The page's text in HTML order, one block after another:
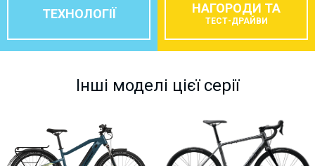
ТЕХНОЛОГІЇ НАГОРОДИ ТА
ТЕСТ-ДРАЙВИ
Інші моделі цієї серії